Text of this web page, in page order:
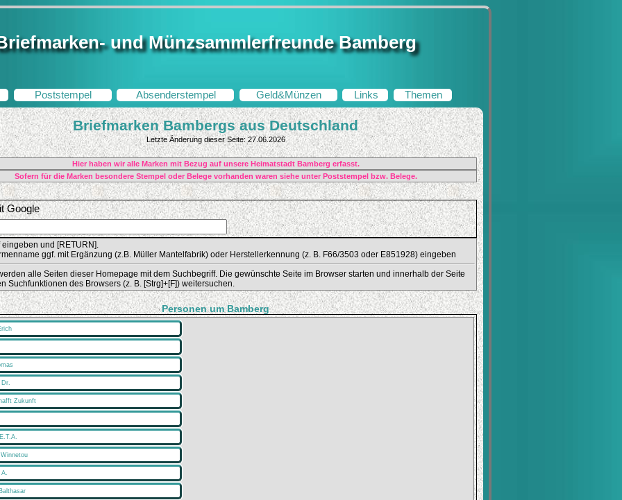
und Münzsammlerfreunde Bamberg
Poststempel Absenderstempel Geld&Münzen Links Themen
Briefmarken Bambergs aus Deutschland
Letzte Änderung dieser Seite: 27.06.2026
Hier haben wir alle Marken mit Bezug auf unsere Heimatstadt Bamberg erfasst.
Sofern für die Marken besondere Stempel oder Belege vorhanden waren siehe unter Poststempel bzw. Belege.
Google
und [RETURN].
ggf. mit Ergänzung (z.B. Müller Mantelfabrik) oder Herstellerkennung (z. B. F66/3503 oder E851928) eingeben
alle Seiten dieser Homepage mit dem Suchbegriff. Die gewünschte Seite im Browser starten und innerhalb der Seite
Suchfunktionen des Browsers (z. B. [Strg]+[F]) weitersuchen.
Personen um Bamberg
Dr.
Zukunft